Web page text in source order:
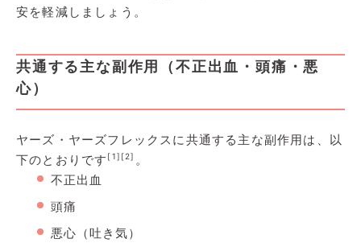
安を軽減しましょう。
共通する主な副作用（不正出血・頭痛・悪
心）
ヤーズ・ヤーズフレックスに共通する主な副作用は、以
下のとおりです [1] [2] 。
不正出血
頭痛
悪心（吐き気）